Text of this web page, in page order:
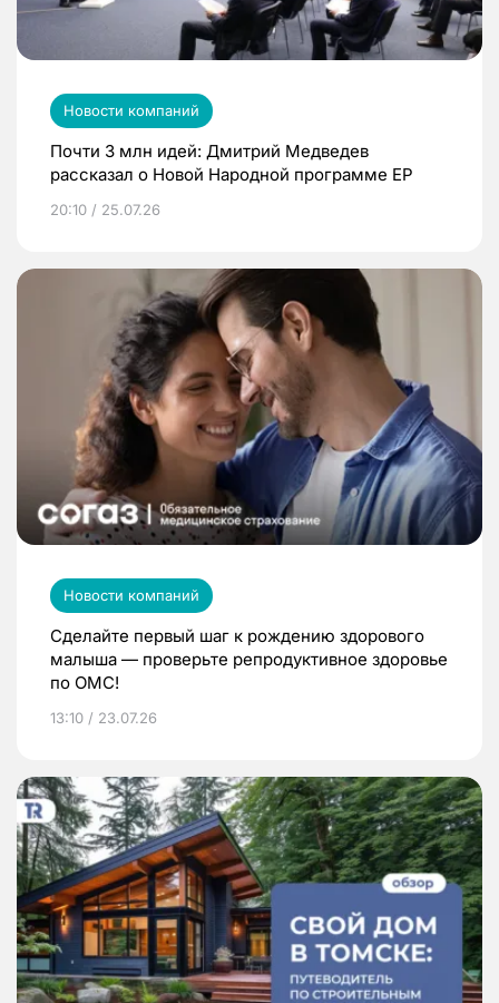
Новости компаний
Почти 3 млн идей: Дмитрий Медведев
рассказал о Новой Народной программе ЕР
20:10 / 25.07.26
Новости компаний
Сделайте первый шаг к рождению здорового
малыша — проверьте репродуктивное здоровье
по ОМС!
13:10 / 23.07.26